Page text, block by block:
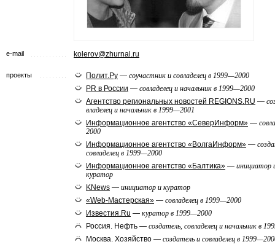
e-mail kolerov@zhurnal.ru
проекты Полит.Ру — соучастник и совладелец в 1999—2000
PR в России — совладелец и начальник в 1999—2000
Агентство региональных новостей REGIONS.RU —
владелец и начальник в 1999—2001
Информационное агентство «СеверИнформ» —
2000
Информационное агентство «ВолгаИнформ» —
совладелец в 1999—2000
Информационное агентство «Балтика» — инициатор
куратор
KNews — инициатор и куратор
«Web-Мастерская» — совладелец в 1999—2000
Известия.Ru — куратор в 1999—2000
Россия. Нефть — создатель, совладелец и начальник в
Москва. Хозяйство — создатель и совладелец в